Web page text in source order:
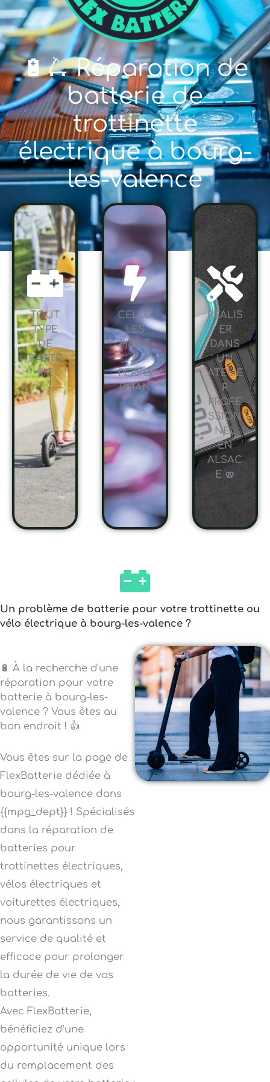
🔋🛴 Réparation de
batterie de
trottinette
électrique à bourg-
les-valence
TOUT
TYPE
DE
BATTE
RIE
CELLU
LES
HAUT
E
PERFO
RMAN
CE
RÉALIS
ER
DANS
UN
ATELIE
R
PROFE
SSION
NEL
EN
ALSAC
E 🥨
Un problème de batterie pour votre trottinette ou
vélo électrique à bourg-les-valence ?
🔋 À la recherche d'une
réparation pour votre
batterie à bourg-les-
valence ? Vous êtes au
bon endroit ! 👍
Vous êtes sur la page de
FlexBatterie dédiée à
bourg-les-valence dans
{{mpg_dept}} ! Spécialisés
dans la réparation de
batteries pour
trottinettes électriques,
vélos électriques et
voiturettes électriques,
nous garantissons un
service de qualité et
efficace pour prolonger
la durée de vie de vos
batteries.
Avec FlexBatterie,
bénéficiez d’une
opportunité unique lors
du remplacement des